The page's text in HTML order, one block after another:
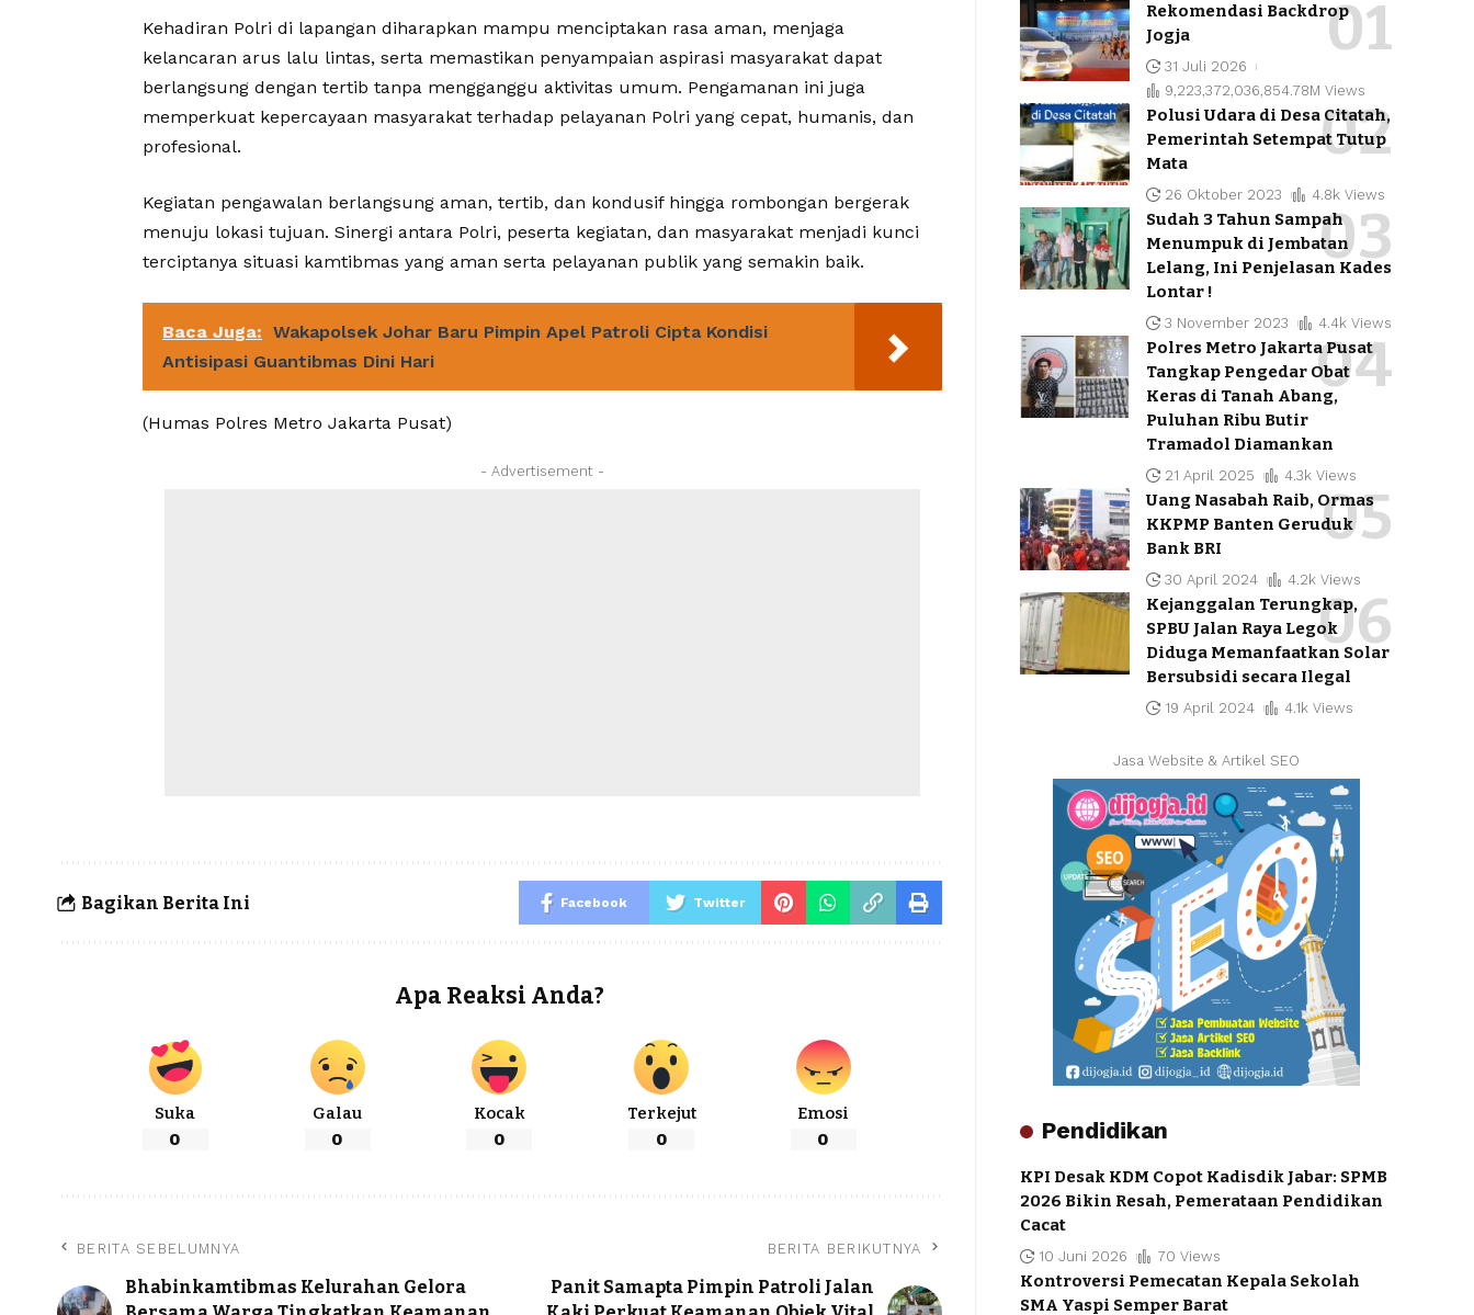
Kehadiran Polri di lapangan diharapkan mampu menciptakan rasa aman, menjaga
kelancaran arus lalu lintas, serta memastikan penyampaian aspirasi masyarakat dapat
berlangsung dengan tertib tanpa mengganggu aktivitas umum. Pengamanan ini juga
memperkuat kepercayaan masyarakat terhadap pelayanan Polri yang cepat, humanis, dan
profesional.
Kegiatan pengawalan berlangsung aman, tertib, dan kondusif hingga rombongan bergerak
menuju lokasi tujuan. Sinergi antara Polri, peserta kegiatan, dan masyarakat menjadi kunci
terciptanya situasi kamtibmas yang aman serta pelayanan publik yang semakin baik.
Baca Juga: Wakapolsek Johar Baru Pimpin Apel Patroli Cipta Kondisi
Antisipasi Guantibmas Dini Hari
(Humas Polres Metro Jakarta Pusat)
- Advertisement -
Bagikan Berita Ini Facebook Twitter
Apa Reaksi Anda?
Suka
0
Galau
0
Kocak
0
Terkejut
0
Emosi
0
BERITA SEBELUMNYA
Bhabinkamtibmas Kelurahan Gelora
BERITA BERIKUTNYA
Panit Samapta Pimpin Patroli Jalan
Rekomendasi Backdrop
Jogja
31 Juli 2026
9,223,372,036,854.78M Views
Polusi Udara di Desa Citatah,
Pemerintah Setempat Tutup
Mata
26 Oktober 2023 4.8k Views
Sudah 3 Tahun Sampah
Menumpuk di Jembatan
Lelang, Ini Penjelasan Kades
Lontar !
3 November 2023 4.4k Views
Polres Metro Jakarta Pusat
Tangkap Pengedar Obat
Keras di Tanah Abang,
Puluhan Ribu Butir
Tramadol Diamankan
21 April 2025 4.3k Views
Uang Nasabah Raib, Ormas
KKPMP Banten Geruduk
Bank BRI
30 April 2024 4.2k Views
Kejanggalan Terungkap,
SPBU Jalan Raya Legok
Diduga Memanfaatkan Solar
Bersubsidi secara Ilegal
19 April 2024 4.1k Views
Jasa Website & Artikel SEO
Pendidikan
KPI Desak KDM Copot Kadisdik Jabar: SPMB
2026 Bikin Resah, Pemerataan Pendidikan
Cacat
10 Juni 2026 70 Views
Kontroversi Pemecatan Kepala Sekolah
SMA Yaspi Semper Barat